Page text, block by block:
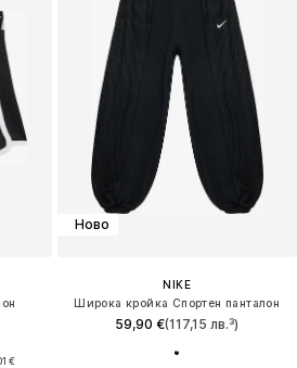
€
Ново
NIKE
Широка кройка Спортен панталон
59,90 €(117,15 лв.³)